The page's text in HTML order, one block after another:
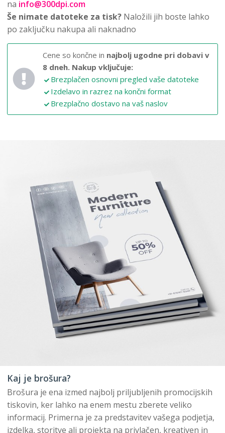
na info@300dpi.com
Še nimate datoteke za tisk? Naložili jih boste lahko
po zaključku nakupa ali naknadno
Cene so končne in najbolj ugodne pri dobavi v
8 dneh. Nakup vključuje:
Brezplačen osnovni pregled vaše datoteke
Izdelavo in razrez na končni format
Brezplačno dostavo na vaš naslov
Kaj je brošura?
Brošura je ena izmed najbolj priljubljenih promocijskih
tiskovin, ker lahko na enem mestu zberete veliko
informacij. Primerna je za predstavitev vašega podjetja,
izdelka, storitve ali projekta na privlačen, kreativen in